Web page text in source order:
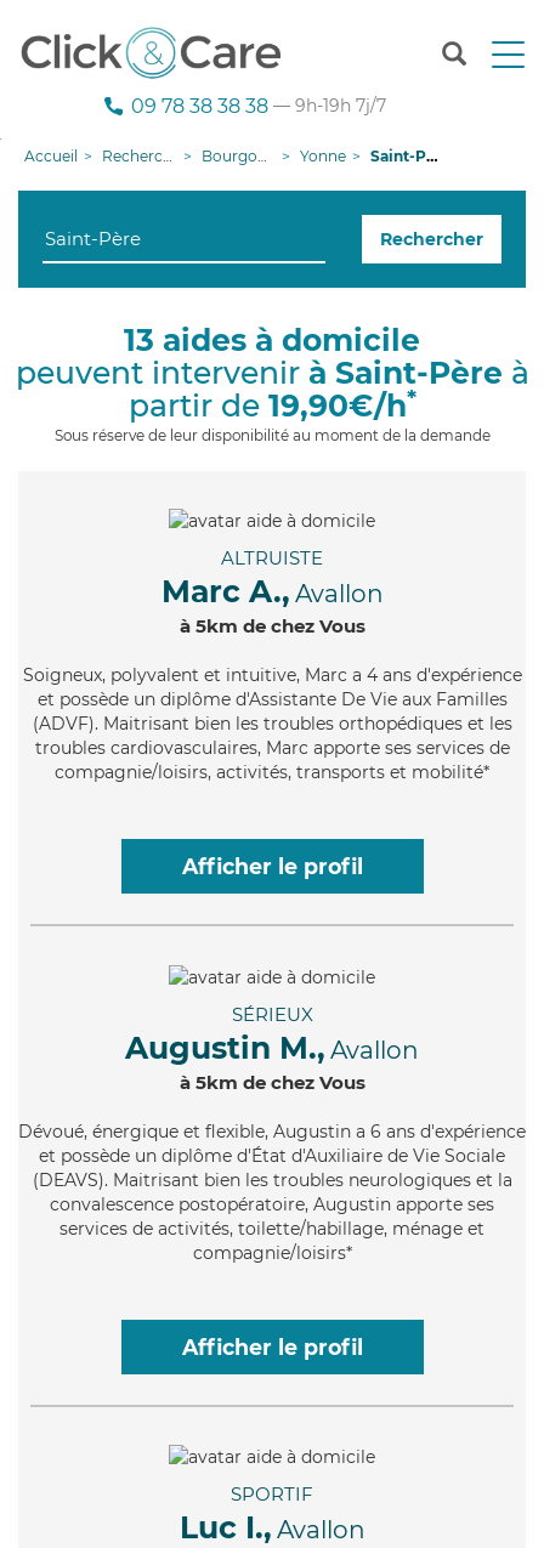
T
n
g
09 78 38 38 38 — 9h-19h 7j/7
Accueil Recherche aide à domicile Bourgogne-Franche-Comté Yonne Saint-Père
Rechercher
13 aides à domicile
peuvent intervenir à Saint-Père à
partir de 19,90€/h*
Sous réserve de leur disponibilité au moment de la demande
ALTRUISTE
Marc A., Avallon
à 5km de chez Vous
Soigneux, polyvalent et intuitive, Marc a 4 ans d'expérience
et possède un diplôme d'Assistante De Vie aux Familles
(ADVF). Maitrisant bien les troubles orthopédiques et les
troubles cardiovasculaires, Marc apporte ses services de
compagnie/loisirs, activités, transports et mobilité*
Afficher le profil
SÉRIEUX
Augustin M., Avallon
à 5km de chez Vous
Dévoué, énergique et flexible, Augustin a 6 ans d'expérience
et possède un diplôme d'État d'Auxiliaire de Vie Sociale
(DEAVS). Maitrisant bien les troubles neurologiques et la
convalescence postopératoire, Augustin apporte ses
services de activités, toilette/habillage, ménage et
compagnie/loisirs*
Afficher le profil
SPORTIF
Luc I., Avallon